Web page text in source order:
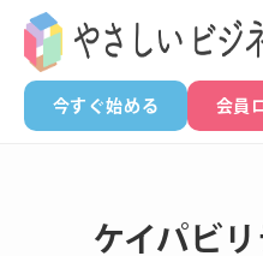
今すぐ始める 会員
ケイパビ